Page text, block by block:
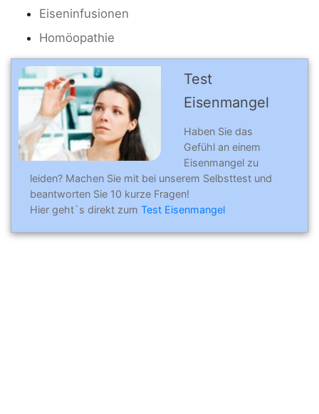
Eiseninfusionen
Homöopathie
Test
Eisenmangel
Haben Sie das
Gefühl an einem
Eisenmangel zu
leiden? Machen Sie mit bei unserem Selbsttest und
beantworten Sie 10 kurze Fragen!
Hier geht`s direkt zum Test Eisenmangel